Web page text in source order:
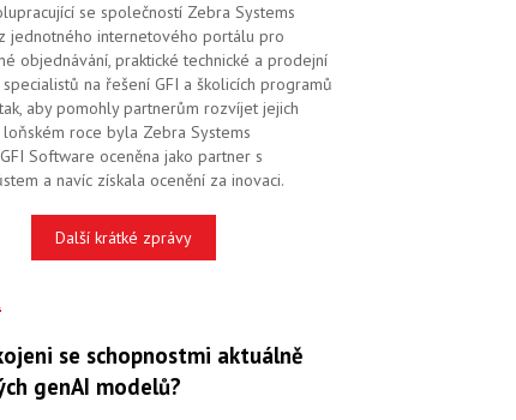
se společností Zebra Systems
jednotného internetového portálu pro
objednávání, praktické technické a prodejní
na řešení GFI a školicích programů
aby pomohly partnerům rozvíjet jejich
loňském roce byla Zebra Systems
Software oceněna jako partner s
a navíc získala ocenění za inovaci.
Další krátké zprávy
se schopnostmi aktuálně
genAI modelů?